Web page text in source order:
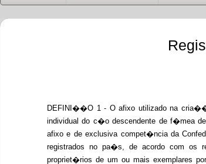
DEFINI��O 1 - O afixo utilizado na
individual do c�o descendente de f�mea
afixo e de exclusiva compet�ncia da
registrados no pa�s, de acordo com os
propriet�rios de um ou mais exemplares